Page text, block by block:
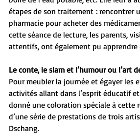
étapes de son traitement : rencontrer
pharmacie pour acheter des
cette séance de lecture, les parents,
attentifs, ont également pu apprendre
Le conte, le slam et l’humour ou l’art
Pour meubler la journée et égayer les
activités allant dans l’esprit éducatif
donné une coloration spéciale à cette
d’une série de prestations de trois
Dschang.